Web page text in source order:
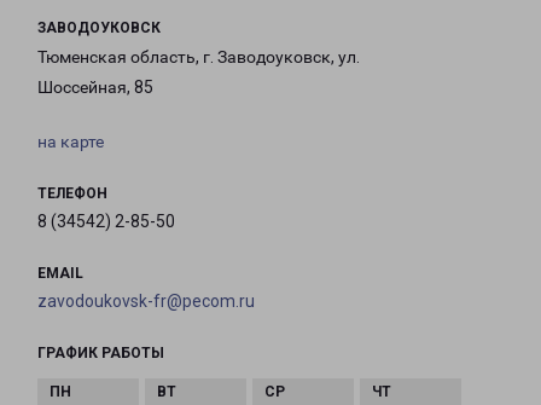
ЗАВОДОУКОВСК
Тюменская область, г. Заводоуковск, ул.
Шоссейная, 85
на карте
ТЕЛЕФОН
8 (34542) 2-85-50
EMAIL
zavodoukovsk-fr@pecom.ru
ГРАФИК РАБОТЫ